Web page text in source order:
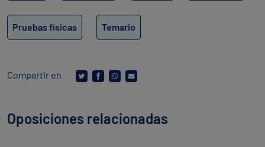
Pruebas físicas Temario
Compartir en
Oposiciones relacionadas